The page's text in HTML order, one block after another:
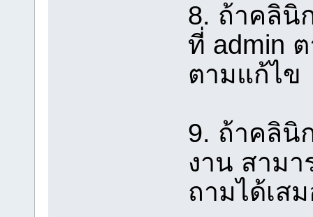
8. ถ้าคลินิ
ที่ admin
ตามแก้ไข
9. ถ้าคลินิ
งาน สามา
ถามได้เส